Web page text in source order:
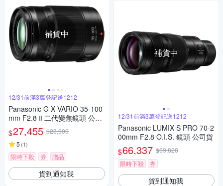
補貨中
12/31前滿3萬登記送1212
Panasonic G X VARIO 35-100
mm F2.8 Ⅱ 二代變焦鏡頭 公司
貨
$27,455 $28,900
5 (1)
限時下殺 券 贈品
貨到通知我
補貨中
12/31前滿3萬登記送1212
Panasonic LUMIX S PRO 70-2
00mm F2.8 O.I.S. 鏡頭 公司貨
$66,337 $69,828
限時下殺
券
貨到通知我